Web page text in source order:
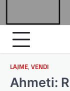
content
LAJME, VENDI
Ahmeti: